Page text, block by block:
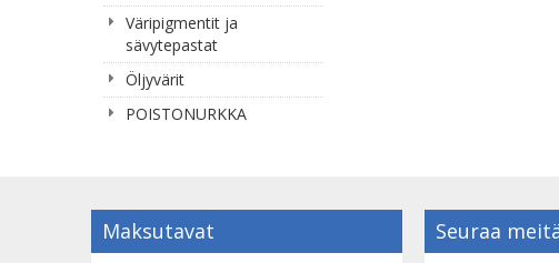
Väripigmentit ja
sävytepastat
Öljyvärit
POISTONURKKA
Maksutavat Seuraa